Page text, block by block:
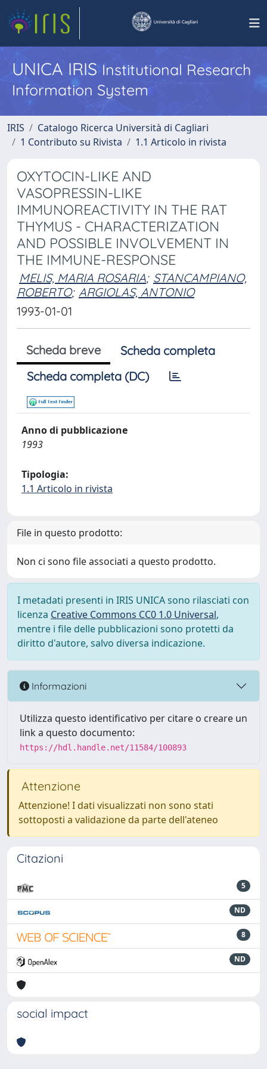
UNICA IRISInstitutional Research
Information System
IRIS
Catalogo Ricerca Università di Cagliari
1 Contributo su Rivista
1.1 Articolo in rivista
OXYTOCIN-LIKE AND
VASOPRESSIN-LIKE
IMMUNOREACTIVITY IN THE RAT
THYMUS - CHARACTERIZATION
AND POSSIBLE INVOLVEMENT IN
THE IMMUNE-RESPONSE
MELIS, MARIA ROSARIA; STANCAMPIANO,
ROBERTO; ARGIOLAS, ANTONIO
1993-01-01
Scheda breve
Scheda completa
Scheda completa (DC)
Anno di pubblicazione
1993
Tipologia:
1.1 Articolo in rivista
File in questo prodotto:
Non ci sono file associati a questo prodotto.
I metadati presenti in IRIS UNICA sono rilasciati con
licenza Creative Commons CC0 1.0 Universal,
mentre i file delle pubblicazioni sono protetti da
diritto d'autore, salvo diversa indicazione.
Informazioni
Utilizza questo identificativo per citare o creare un
link a questo documento:
https://hdl.handle.net/11584/100893
Attenzione
Attenzione! I dati visualizzati non sono stati
sottoposti a validazione da parte dell'ateneo
Citazioni
5
ND
8
ND
social impact